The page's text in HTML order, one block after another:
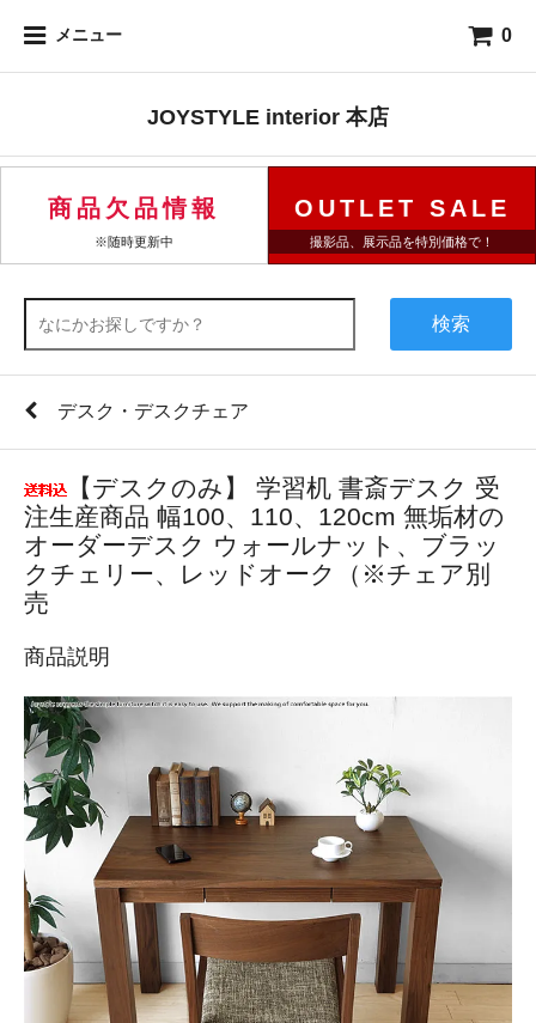
メニュー 0
JOYSTYLE interior 本店
商品欠品情報
※随時更新中
OUTLET SALE
撮影品、展示品を特別価格で！
検索
デスク・デスクチェア
【デスクのみ】 学習机 書斎デスク 受
注生産商品 幅100、110、120cm 無垢材の
オーダーデスク ウォールナット、ブラッ
クチェリー、レッドオーク（※チェア別
売
商品説明